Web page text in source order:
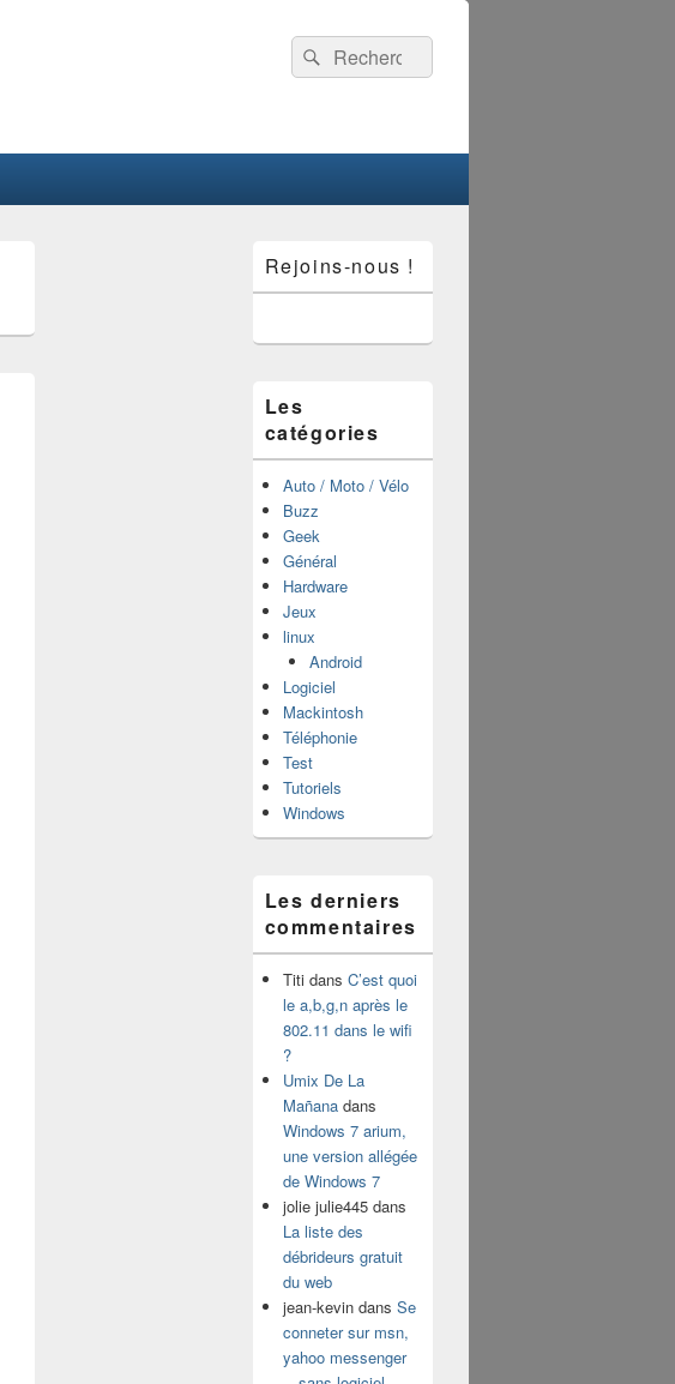
Recherche :
Rechercher
principale
de
pour
latérale
Rejoins-nous !
Les
catégories
Auto / Moto / Vélo
Buzz
Geek
Général
Hardware
Jeux
linux
Android
Logiciel
Mackintosh
Téléphonie
Test
Tutoriels
Windows
Les derniers
commentaires
Titidans C’est quoi
le a,b,g,n après le
802.11 dans le wifi
?
Umix De La
Mañanadans
Windows 7 arium,
une version allégée
de Windows 7
jolie julie445dans
La liste des
débrideurs gratuit
du web
jean-kevindans Se
conneter sur msn,
yahoo messenger